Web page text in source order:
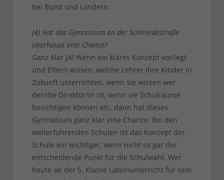
bei Bund und Ländern.
[4] Hat das Gymnasium an der Schmiedestraße
überhaupt eine Chance?
Ganz klar JA! Wenn ein klares Konzept vorliegt
und Eltern wissen, welche Lehrer ihre Kinder in
Zukunft unterrichten, wenn sie wissen wer
der/die Direktor/in ist, wenn sie Schulräume
besichtigen können etc. dann hat dieses
Gymnasium ganz klar eine Chance. Bei den
weiterführenden Schulen ist das Konzept der
Schule ein wichtiger, wenn nicht so gar der
entscheidende Punkt für die Schulwahl. Wer
heute ab der 5. Klasse Lateinunterricht für sein